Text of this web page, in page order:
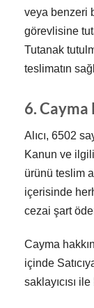
veya benzeri
görevlisine
Tutanak
teslimatın
6. Cayma
Alıcı, 6502
Kanun ve
ürünü teslim
içerisinde
cezai şart
Cayma
içinde
saklayıcısı